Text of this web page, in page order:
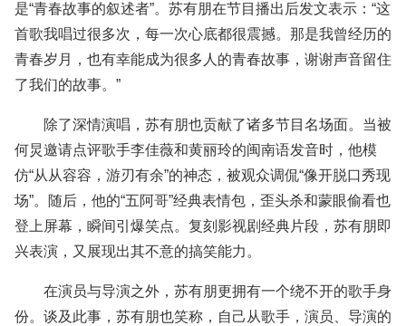
是“青春故事的叙述者”。苏有朋在节目播出后发文表示：“这
首歌我唱过很多次，每一次心底都很震撼。那是我曾经历的
青春岁月，也有幸能成为很多人的青春故事，谢谢声音留住
了我们的故事。”
除了深情演唱，苏有朋也贡献了诸多节目名场面。当被
何炅邀请点评歌手李佳薇和黄丽玲的闽南语发音时，他模
仿“从从容容，游刃有余”的神态，被观众调侃“像开脱口秀现
场”。随后，他的“五阿哥”经典表情包，歪头杀和蒙眼偷看也
登上屏幕，瞬间引爆笑点。复刻影视剧经典片段，苏有朋即
兴表演，又展现出其不意的搞笑能力。
在演员与导演之外，苏有朋更拥有一个绕不开的歌手身
份。谈及此事，苏有朋也笑称，自己从歌手，演员、导演的